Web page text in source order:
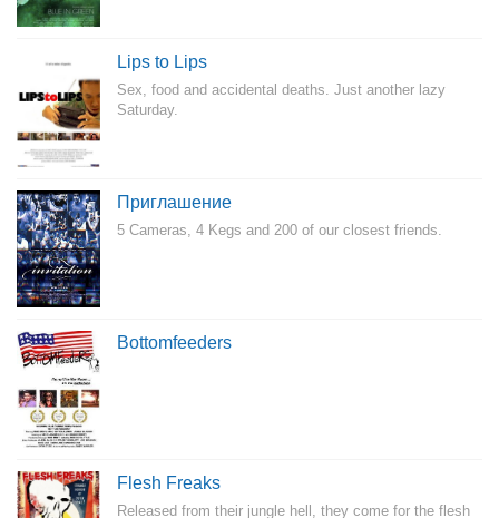
Lips to Lips
Sex, food and accidental deaths. Just another lazy
Saturday.
Приглашение
5 Cameras, 4 Kegs and 200 of our closest friends.
Bottomfeeders
Flesh Freaks
Released from their jungle hell, they come for the flesh